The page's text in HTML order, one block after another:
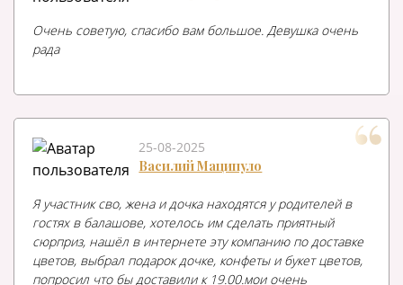
Очень советую, спасибо вам большое. Девушка очень
рада
25-08-2025
Василий Маципуло
Я участник сво, жена и дочка находятся у родителей в
гостях в балашове, хотелось им сделать приятный
сюрприз, нашёл в интернете эту компанию по доставке
цветов, выбрал подарок дочке, конфеты и букет цветов,
попросил что бы доставили к 19.00.мои очень